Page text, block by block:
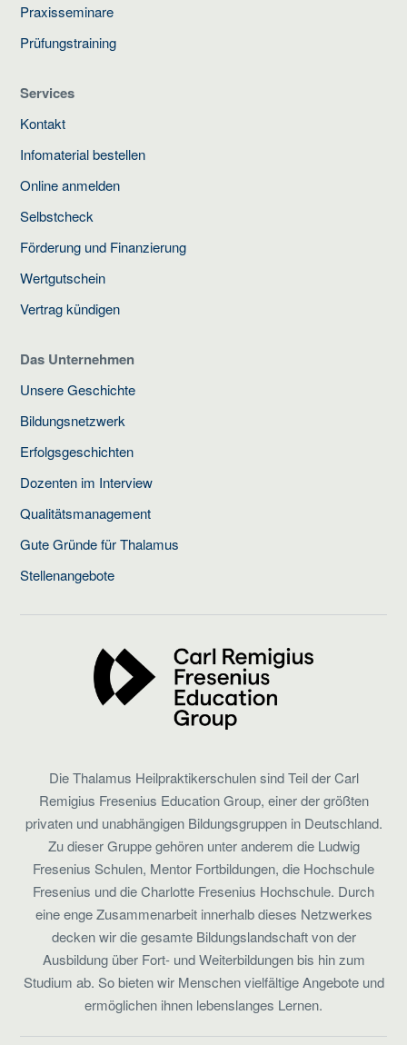
Praxisseminare
Prüfungstraining
Services
Kontakt
Infomaterial bestellen
Online anmelden
Selbstcheck
Förderung und Finanzierung
Wertgutschein
Vertrag kündigen
Das Unternehmen
Unsere Geschichte
Bildungsnetzwerk
Erfolgsgeschichten
Dozenten im Interview
Qualitätsmanagement
Gute Gründe für Thalamus
Stellenangebote
Die Thalamus Heilpraktikerschulen sind Teil der Carl
Remigius Fresenius Education Group, einer der größten
privaten und unabhängigen Bildungsgruppen in Deutschland.
Zu dieser Gruppe gehören unter anderem die Ludwig
Fresenius Schulen, Mentor Fortbildungen, die Hochschule
Fresenius und die Charlotte Fresenius Hochschule. Durch
eine enge Zusammenarbeit innerhalb dieses Netzwerkes
decken wir die gesamte Bildungslandschaft von der
Ausbildung über Fort- und Weiterbildungen bis hin zum
Studium ab. So bieten wir Menschen vielfältige Angebote und
ermöglichen ihnen lebenslanges Lernen.